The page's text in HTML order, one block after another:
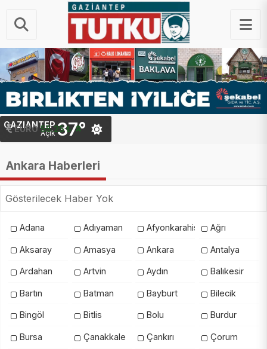
EURO 55.25 ₺
GAZIANTEP
Açık37°
Ankara Haberleri
Gösterilecek Haber Yok
Adana Adıyaman Afyonkarahisar Ağrı
Aksaray Amasya Ankara Antalya
Ardahan Artvin Aydın Balıkesir
Bartın Batman Bayburt Bilecik
Bingöl Bitlis Bolu Burdur
Bursa Çanakkale Çankırı Çorum